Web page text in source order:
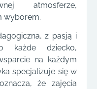
atmosferze,
wyborem.
z pasją i
każde dziecko,
na każdym
specjalizuje się w
że zajęcia